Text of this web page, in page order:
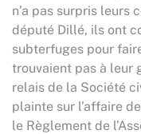
n’a pas surpris leurs
député Dillé, ils ont
subterfuges pour
trouvaient pas à leur
relais de la Société
plainte sur l’affaire
le Règlement de